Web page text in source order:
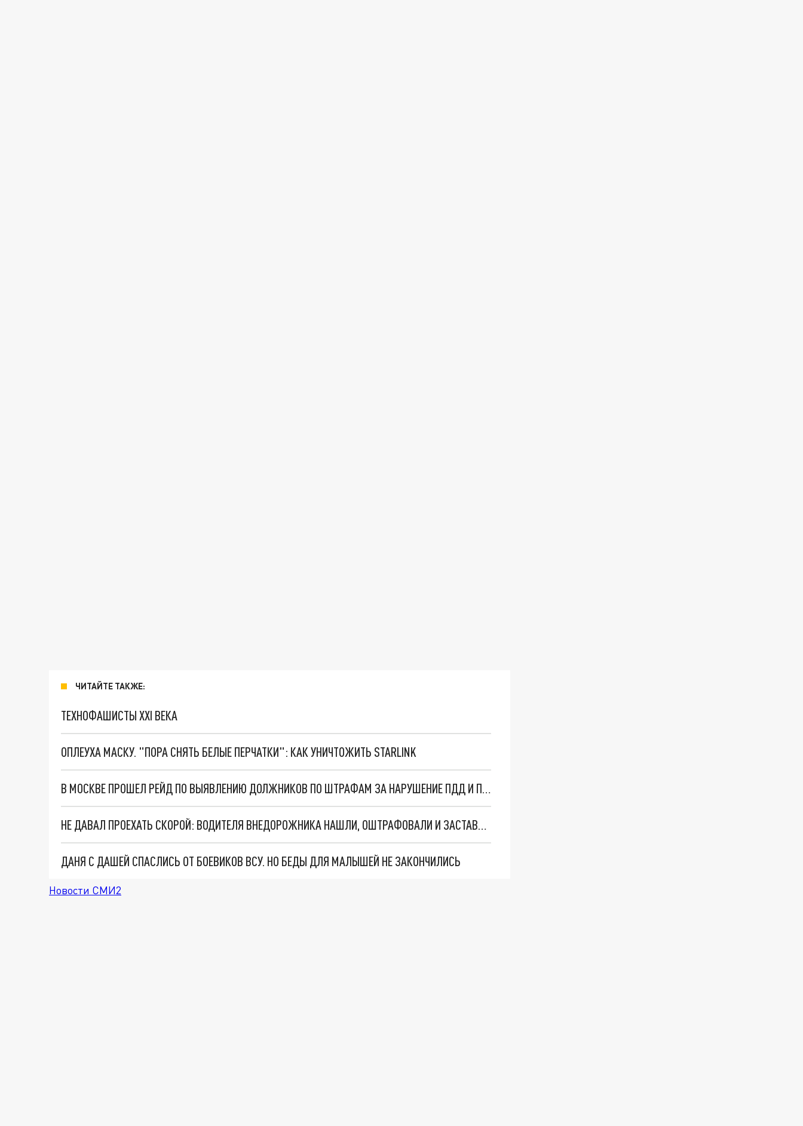
ЧИТАЙТЕ ТАКЖЕ:
ТЕХНОФАШИСТЫ XXI ВЕКА
ОПЛЕУХА МАСКУ. "ПОРА СНЯТЬ БЕЛЫЕ ПЕРЧАТКИ": КАК УНИЧТОЖИТЬ STARLINK
В МОСКВЕ ПРОШЕЛ РЕЙД ПО ВЫЯВЛЕНИЮ ДОЛЖНИКОВ ПО ШТРАФАМ ЗА НАРУШЕНИЕ ПДД И ПРАВИЛ ПАРКОВКИ
НЕ ДАВАЛ ПРОЕХАТЬ СКОРОЙ: ВОДИТЕЛЯ ВНЕДОРОЖНИКА НАШЛИ, ОШТРАФОВАЛИ И ЗАСТАВИЛИ ИЗВИНЯТЬСЯ
ДАНЯ С ДАШЕЙ СПАСЛИСЬ ОТ БОЕВИКОВ ВСУ. НО БЕДЫ ДЛЯ МАЛЫШЕЙ НЕ ЗАКОНЧИЛИСЬ
Новости СМИ2